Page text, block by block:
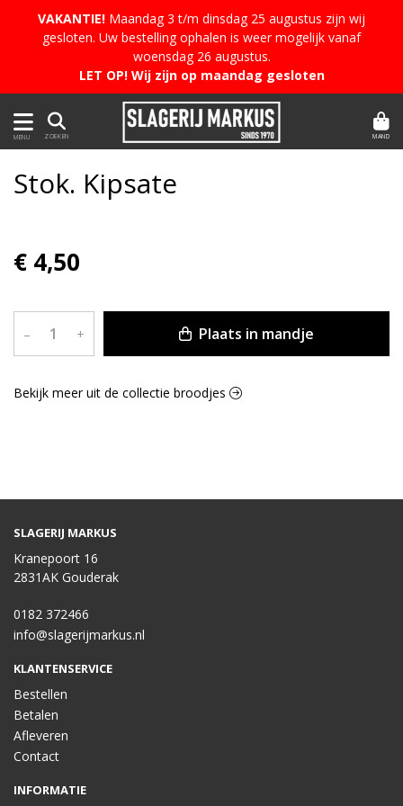
VAKANTIE! Maandag 3 t/m dinsdag 25 augustus zijn wij
gesloten. Uw bestelling ophalen is weer mogelijk vanaf
woensdag 26 augustus.
LET OP! Wij zijn op maandag gesloten
MENU ZOEKEN MAND
Stok. Kipsate
€ 4,50
– + Plaats in mandje
Bekijk meer uit de collectie broodjes
SLAGERIJ MARKUS
Kranepoort 16
2831AK Gouderak
0182 372466
info@slagerijmarkus.nl
KLANTENSERVICE
Bestellen
Betalen
Afleveren
Contact
INFORMATIE